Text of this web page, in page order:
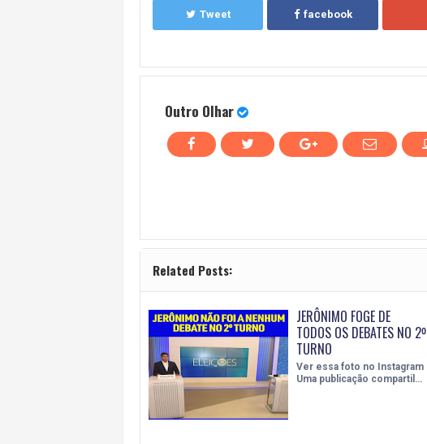
Tweet facebook
Outro Olhar
Related Posts:
JERÔNIMO FOGE DE
TODOS OS DEBATES NO 2º
TURNO
Ver essa foto no Instagram
Uma publicação compartil…